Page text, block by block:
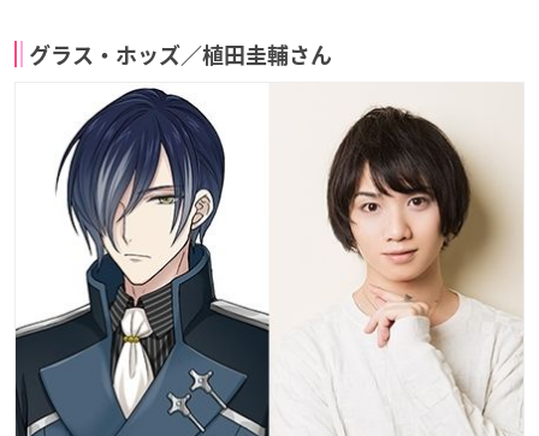
グラス・ホッズ／植田圭輔さん